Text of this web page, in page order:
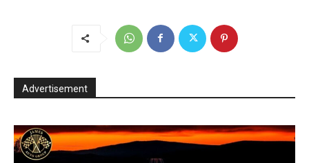
Advertisement